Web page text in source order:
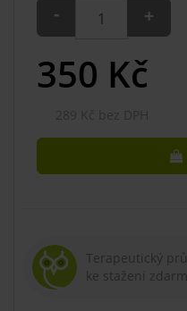
- +
350 Kč
Terapeutický
ke stažení